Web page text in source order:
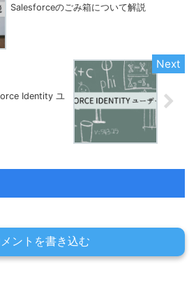
Salesforceのごみ箱について解説
Identity ユ
ントを書き込む